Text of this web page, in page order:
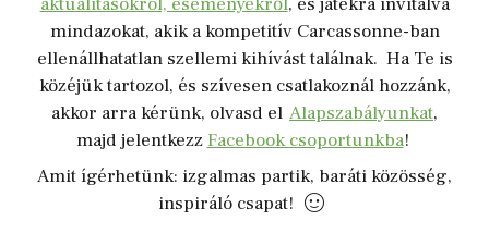
mindazokat, akik a kompetitív Carcassonne-ban
ellenállhatatlan szellemi kihívást találnak. Ha Te is
közéjük tartozol, és szívesen csatlakoznál hozzánk,
akkor arra kérünk, olvasd el Alapszabályunkat,
majd jelentkezzFacebook csoportunkba!
Amit ígérhetünk: izgalmas partik, baráti közösség,
inspiráló csapat! 🙂